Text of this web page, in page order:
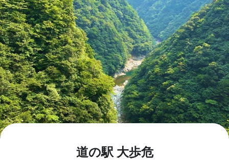
道の駅 大歩危